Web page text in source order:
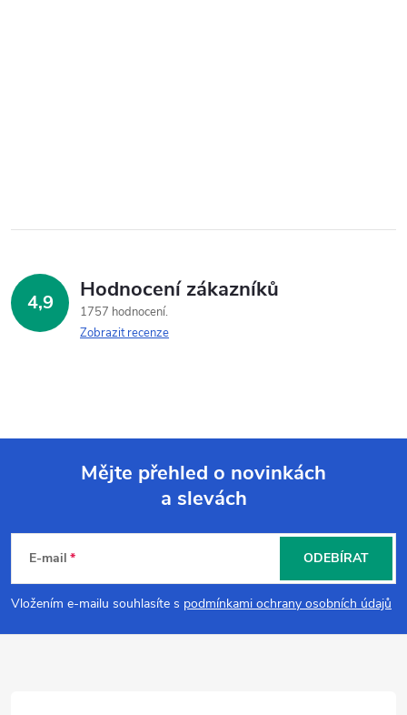
4,9 Hodnocení zákazníků
1757 hodnocení
Zobrazit recenze
p
a
Mějte přehled o novinkách
a slevách
E-mail
Vložením e-mailu souhlasíte s podmínkami ochrany osobních údajů
ODEBÍRAT